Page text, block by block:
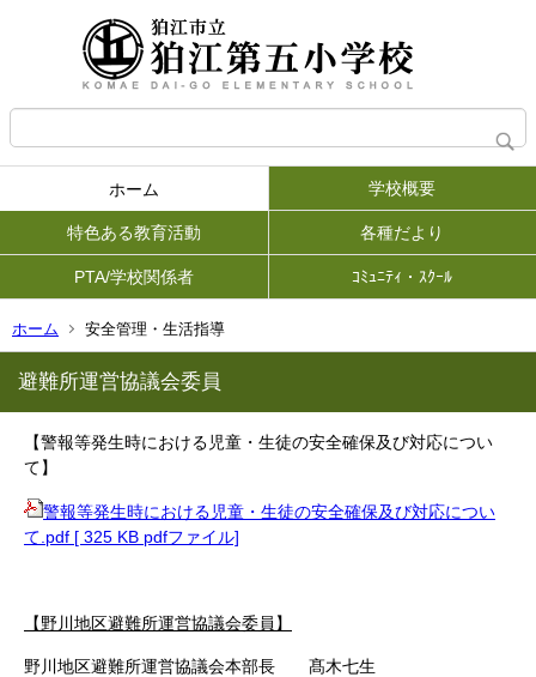
ホーム 学校概要
特色ある教育活動 各種だより
PTA/学校関係者 ｺﾐｭﾆﾃｨ・ｽｸｰﾙ
ホーム 安全管理・生活指導
避難所運営協議会委員
【警報等発生時における児童・生徒の安全確保及び対応につい
て】
警報等発生時における児童・生徒の安全確保及び対応につい
て.pdf [ 325 KB pdfファイル]
【野川地区避難所運営協議会委員】
野川地区避難所運営協議会本部長 髙木七生